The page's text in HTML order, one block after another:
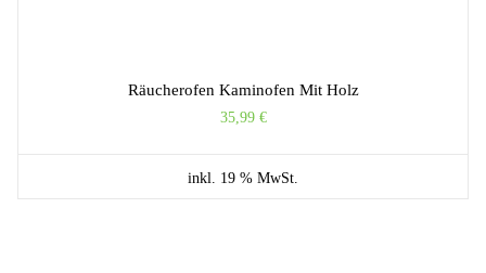
Räucherofen Kaminofen Mit Holz
35,99 €
inkl. 19 % MwSt.